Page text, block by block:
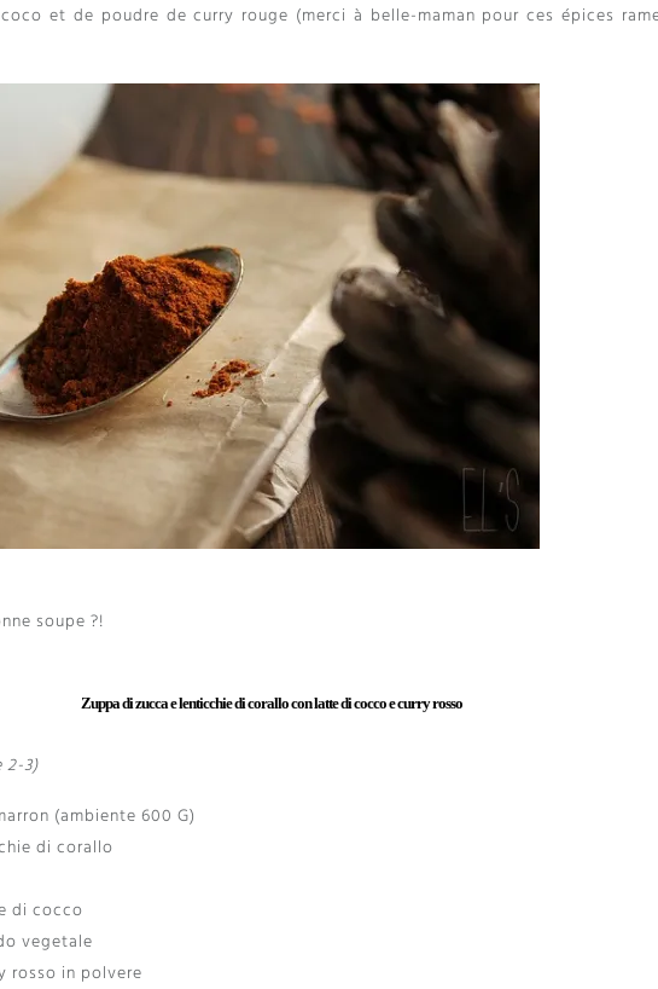
et de poudre de curry rouge (merci à belle-maman pour ces épices
soupe ?!
Zuppa di zucca e lenticchie di corallo con latte di cocco e curry rosso
2-3)
(ambiente 600 G)
di corallo
di cocco
vegetale
rosso in polvere